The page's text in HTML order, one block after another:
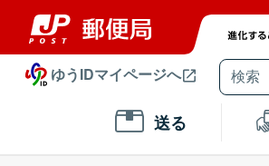
ゆうIDマイページへ
送る